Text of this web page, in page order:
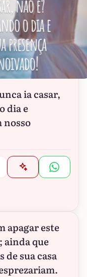
ia casar,
dia e
nosso
apagar este
ainda que
de sua casa